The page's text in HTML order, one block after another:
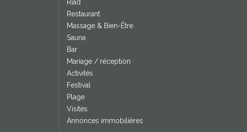
Riad
Restaurant
Massage & Bien-Être
Sauna
Bar
Mariage / réception
Activités
Festival
Plage
Visites
Annonces immobilières